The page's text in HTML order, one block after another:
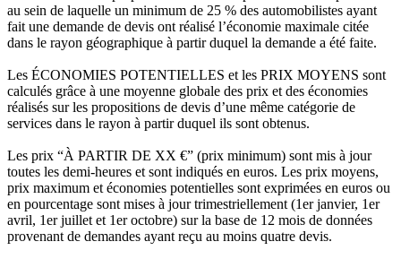
au sein de laquelle un minimum de 25 % des automobilistes ayant
fait une demande de devis ont réalisé l’économie maximale citée
dans le rayon géographique à partir duquel la demande a été faite.
Les ÉCONOMIES POTENTIELLES et les PRIX MOYENS sont
calculés grâce à une moyenne globale des prix et des économies
réalisés sur les propositions de devis d’une même catégorie de
services dans le rayon à partir duquel ils sont obtenus.
Les prix “À PARTIR DE XX €” (prix minimum) sont mis à jour
toutes les demi-heures et sont indiqués en euros. Les prix moyens,
prix maximum et économies potentielles sont exprimées en euros ou
en pourcentage sont mises à jour trimestriellement (1er janvier, 1er
avril, 1er juillet et 1er octobre) sur la base de 12 mois de données
provenant de demandes ayant reçu au moins quatre devis.